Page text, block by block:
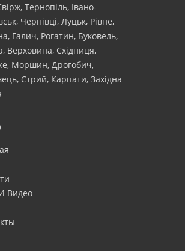
Тернопіль, Івано-
Чернівці, Луцьк, Рівне,
Галич, Рогатин, Буковель,
Верховина, Східниця,
Моршин, Дрогобич,
Стрий, Карпати, Західна
Видео